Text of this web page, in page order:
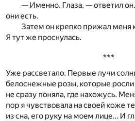
— Именно. Глаза. — ответил
они есть.
Затем он крепко прижал меня
Я тут же проснулась.
***
Уже рассветало. Первые лучи
белоснежные розы, которые росли
не сразу поняла, где нахожусь.
пор я чувствовала на своей коже
из сна, его руку на моем лице… И